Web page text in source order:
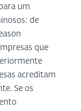
um
de
que
acreditam
Se os